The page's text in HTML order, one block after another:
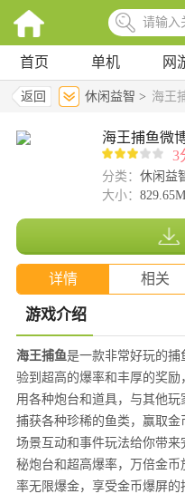
首页 单机 网
返回 休闲益智 > 海王
海王捕鱼微
3
分类： 休闲益
大小：
详情 相关
游戏介绍
海王捕鱼是一款非常好玩的
验到超高的爆率和丰厚的奖励
用各种炮台和道具，与其他玩
捕获各种珍稀的鱼类，赢取
场景互动和事件玩法给你带
秘炮台和超高爆率，万倍金
率无限爆金，享受金币爆屏的